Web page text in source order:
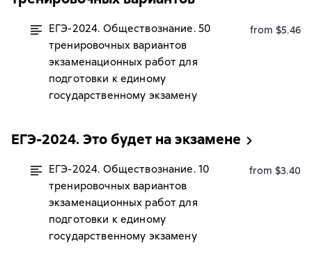
ЕГЭ-2024. Обществознание. 50
тренировочных вариантов
экзаменационных работ для
подготовки к единому
государственному экзамену
from $5.46
ЕГЭ-2024. Это будет на экзамене
ЕГЭ-2024. Обществознание. 10
тренировочных вариантов
экзаменационных работ для
подготовки к единому
государственному экзамену
from $3.40